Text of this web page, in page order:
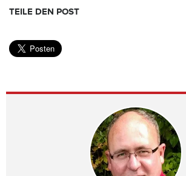
TEILE DEN POST